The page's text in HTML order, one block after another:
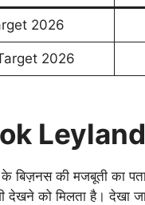
2026
2026
की मजबूती का
देखने को मिलता है। देखा